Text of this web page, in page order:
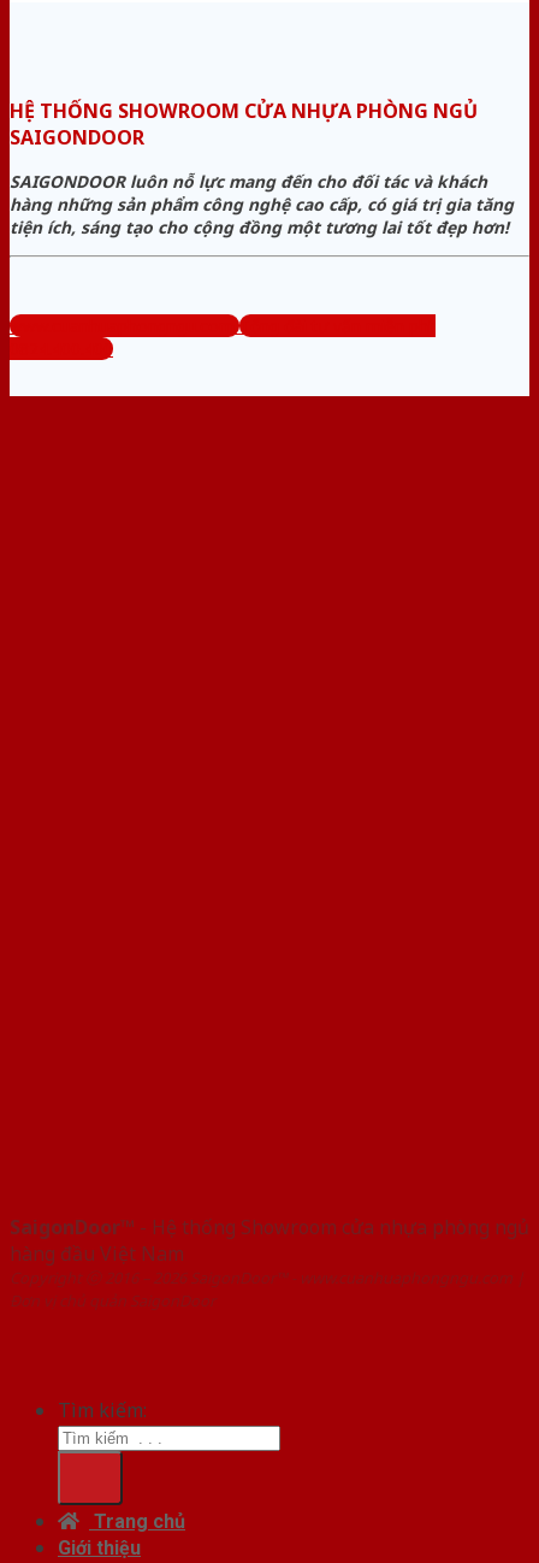
HỆ THỐNG SHOWROOM CỬA NHỰA PHÒNG NGỦ
SAIGONDOOR
SAIGONDOOR luôn nỗ lực mang đến cho đối tác và khách
hàng những sản phẩm công nghệ cao cấp, có giá trị gia tăng
tiện ích, sáng tạo cho cộng đồng một tương lai tốt đẹp hơn!
www.cuanhuaphongngu.com
Tổng đài tư vấn miễn phí:
0824.400.400
SaigonDoor™ - Hệ thống Showroom cửa nhựa phòng ngủ
hàng đầu Việt Nam
Copyright ⓒ 2016 – 2026 SaigonDoor™ - www.cuanhuaphongngu.com |
Đơn vị chủ quản SaigonDoor
Tìm kiếm:
Trang chủ
Giới thiệu